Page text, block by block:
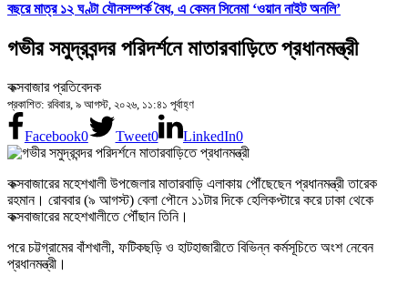
বছরে মাত্র ১২ ঘণ্টা যৌনসম্পর্ক বৈধ, এ কেমন সিনেমা ‘ওয়ান নাইট অনলি’
গভীর সমুদ্রবন্দর পরিদর্শনে মাতারবাড়িতে প্রধানমন্ত্রী
কক্সবাজার প্রতিবেদক
প্রকাশিত: রবিবার, ৯ আগস্ট, ২০২৬, ১১:৪১ পূর্বাহ্ণ
Facebook0 Tweet0 LinkedIn0
কক্সবাজারের মহেশখালী উপজেলার মাতারবাড়ি এলাকায় পৌঁছেছেন প্রধানমন্ত্রী তারেক
রহমান। রোববার (৯ আগস্ট) বেলা পৌনে ১১টার দিকে হেলিকপ্টারে করে ঢাকা থেকে
কক্সবাজারের মহেশখালীতে পৌঁছান তিনি।
পরে চট্টগ্রামের বাঁশখালী, ফটিকছড়ি ও হাটহাজারীতে বিভিন্ন কর্মসূচিতে অংশ নেবেন
প্রধানমন্ত্রী।